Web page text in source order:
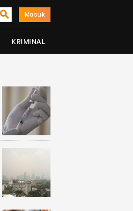
Masuk
KRIMINAL